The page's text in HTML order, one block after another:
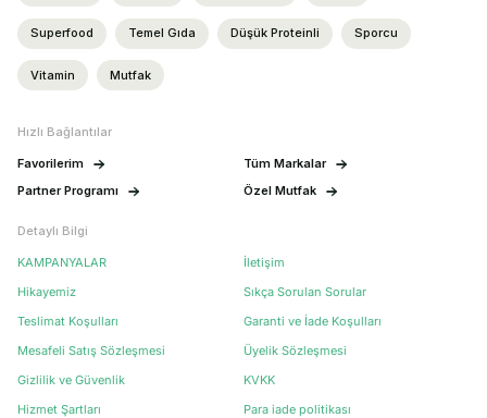
Superfood Temel Gıda Düşük Proteinli Sporcu
Vitamin Mutfak
Hızlı Bağlantılar
Favorilerim
Tüm Markalar
Partner Programı
Özel Mutfak
Detaylı Bilgi
KAMPANYALAR
İletişim
Hikayemiz
Sıkça Sorulan Sorular
Teslimat Koşulları
Garanti ve İade Koşulları
Mesafeli Satış Sözleşmesi
Üyelik Sözleşmesi
Gizlilik ve Güvenlik
KVKK
Hizmet Şartları
Para iade politikası